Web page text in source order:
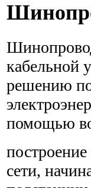
кабельной
решению
помощью
сети,